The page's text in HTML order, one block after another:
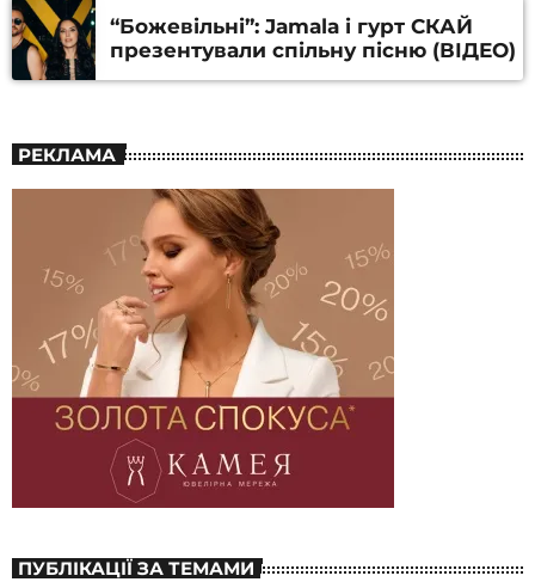
“Божевільні”: Jamala і гурт СКАЙ
презентували спільну пісню (ВІДЕО)
РЕКЛАМА
ПУБЛІКАЦІЇ ЗА ТЕМАМИ